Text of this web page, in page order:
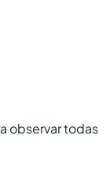
observar todas